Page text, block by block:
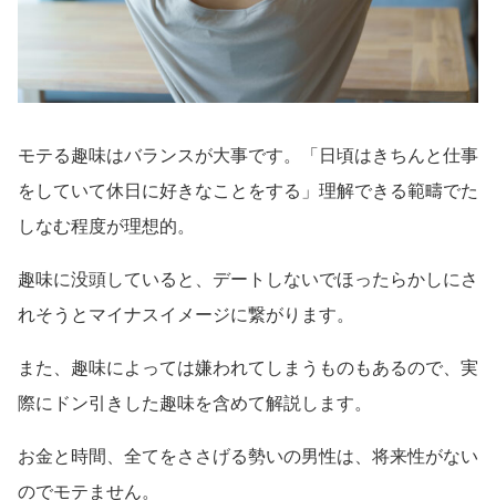
モテる趣味はバランスが大事です。「日頃はきちんと仕事
をしていて休日に好きなことをする」理解できる範疇でた
しなむ程度が理想的。
趣味に没頭していると、デートしないでほったらかしにさ
れそうとマイナスイメージに繋がります。
また、趣味によっては嫌われてしまうものもあるので、実
際にドン引きした趣味を含めて解説します。
お金と時間、全てをささげる勢いの男性は、将来性がない
のでモテません。